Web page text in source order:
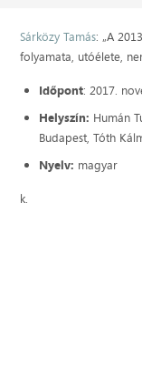
Sárközy Tamás: „A
folyamata, utóélete,
Időpont: 2017.
Helyszín: Humán
Budapest, Tóth
Nyelv: magyar
k.